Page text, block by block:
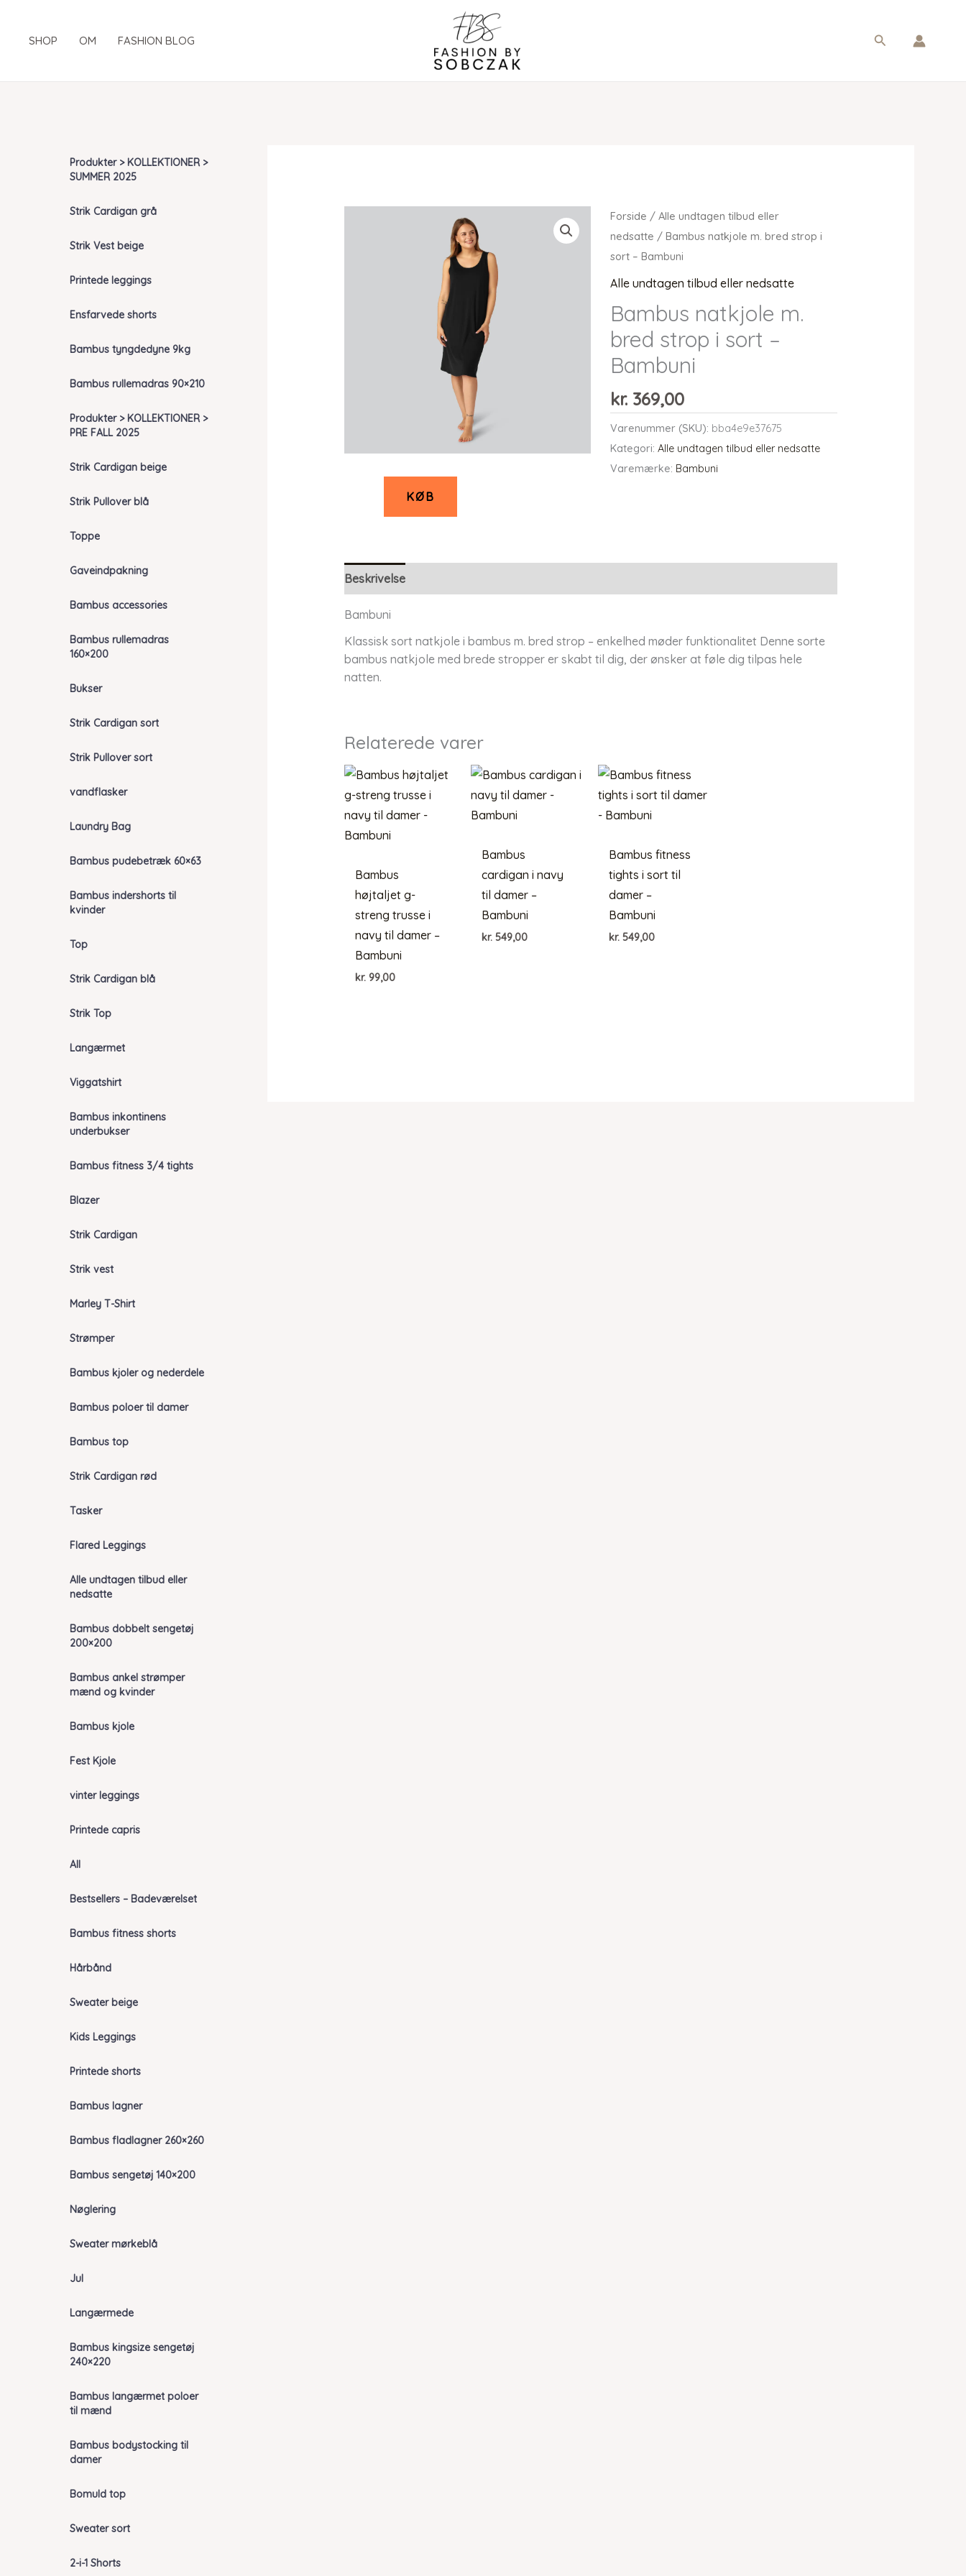
SHOP OM FASHION BLOG Søg
Produkter > KOLLEKTIONER >
SUMMER 2025
Strik Cardigan grå
Strik Vest beige
Printede leggings
Ensfarvede shorts
Bambus tyngdedyne 9kg
Bambus rullemadras 90×210
Produkter > KOLLEKTIONER >
PRE FALL 2025
Strik Cardigan beige
Strik Pullover blå
Toppe
Gaveindpakning
Bambus accessories
Bambus rullemadras
160×200
Bukser
Strik Cardigan sort
Strik Pullover sort
vandflasker
Laundry Bag
Bambus pudebetræk 60×63
Bambus indershorts til
kvinder
Top
Strik Cardigan blå
Strik Top
Langærmet
Viggatshirt
Bambus inkontinens
underbukser
Bambus fitness 3/4 tights
Blazer
Strik Cardigan
Strik vest
Marley T-Shirt
Strømper
Bambus kjoler og nederdele
Bambus poloer til damer
Bambus top
Strik Cardigan rød
Tasker
Flared Leggings
Alle undtagen tilbud eller
nedsatte
Bambus dobbelt sengetøj
200×200
Bambus ankel strømper
mænd og kvinder
Bambus kjole
Fest Kjole
vinter leggings
Printede capris
All
Bestsellers – Badeværelset
Bambus fitness shorts
Hårbånd
Sweater beige
Kids Leggings
Printede shorts
Bambus lagner
Bambus fladlagner 260×260
Bambus sengetøj 140×200
Nøglering
Sweater mørkeblå
Jul
Langærmede
Bambus kingsize sengetøj
240×220
Bambus langærmet poloer
til mænd
Bambus bodystocking til
damer
Bomuld top
Sweater sort
2-i-1 Shorts
Forside /Alle undtagen tilbud eller
nedsatte / Bambus natkjole m. bred strop i
sort – Bambuni
Alle undtagen tilbud eller nedsatte
Bambus natkjole m.
bred strop i sort –
Bambuni
kr. 369,00
Varenummer (SKU): bba4e9e37675
Kategori:Alle undtagen tilbud eller nedsatte
Varemærke: Bambuni
KØB
Beskrivelse
Bambuni
Klassisk sort natkjole i bambus m. bred strop – enkelhed møder funktionalitet Denne sorte
bambus natkjole med brede stropper er skabt til dig, der ønsker at føle dig tilpas hele
natten.
Relaterede varer
Bambus
højtaljet g-
streng trusse i
navy til damer –
Bambuni
kr.99,00
Bambus
cardigan i navy
til damer –
Bambuni
kr. 549,00
Bambus fitness
tights i sort til
damer –
Bambuni
kr. 549,00